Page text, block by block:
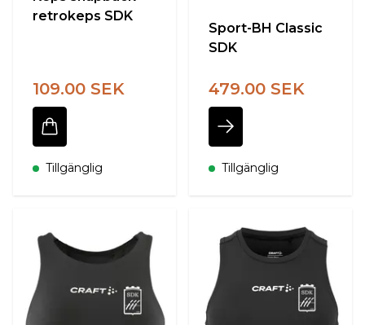
retrokeps SDK
109.00 SEK
Tillgänglig
Sport-BH Classic
SDK
479.00 SEK
Tillgänglig